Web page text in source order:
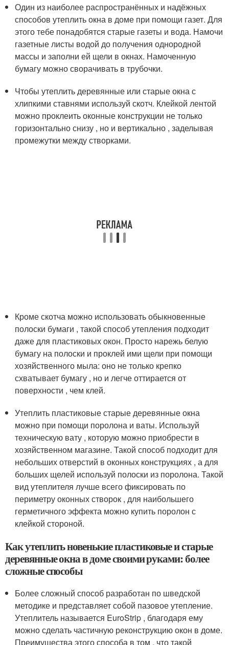
Один из наиболее распространённых и надёжных
способов утеплить окна в доме при помощи газет. Для
этого тебе понадобятся старые газеты и вода. Намочи
газетные листы водой до получения однородной
массы и заполни ей щели в окнах. Намоченную
бумагу можно сворачивать в трубочки.
Чтобы утеплить деревянные или старые окна с
хлипкими ставнями используй скотч. Клейкой лентой
можно проклеить оконные конструкции не только
горизонтально снизу , но и вертикально , заделывая
промежутки между створками.
Кроме скотча можно использовать обыкновенные
полоски бумаги , такой способ утепления подходит
даже для пластиковых окон. Просто нарежь белую
бумагу на полоски и проклей ими щели при помощи
хозяйственного мыла: оно не только крепко
схватывает бумагу , но и легче оттирается от
поверхности , чем клей.
Утеплить пластиковые старые деревянные окна
можно при помощи поролона и ваты. Используй
техническую вату , которую можно приобрести в
хозяйственном магазине. Такой способ подходит для
небольших отверстий в оконных конструкциях , а для
больших щелей используй полоски из поролона. Такой
вид утеплителя лучше всего фиксировать по
периметру оконных створок , для наибольшего
герметичного эффекта можно купить поролон с
клейкой стороной.
Как утеплить новенькие пластиковые и старые
деревянные окна в доме своими руками: более
сложные способы
Более сложный способ разработан по шведской
методике и представляет собой пазовое утепление.
Утеплитель называется EuroStrip , благодаря ему
можно сделать частичную реконструкцию окон в доме.
Преимущества этого способа в том , что такой